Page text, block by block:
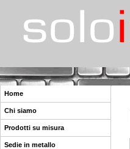
Home
Chi siamo
Prodotti su misura
Sedie in metallo